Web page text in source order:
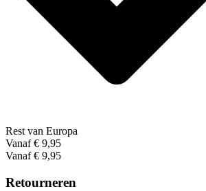
Rest van Europa
Vanaf € 9,95
Vanaf € 9,95
Retourneren